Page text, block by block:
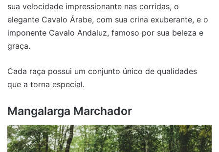
sua velocidade impressionante nas corridas, o
elegante Cavalo Árabe, com sua crina exuberante, e o
imponente Cavalo Andaluz, famoso por sua beleza e
graça.
Cada raça possui um conjunto único de qualidades
que a torna especial.
Mangalarga Marchador